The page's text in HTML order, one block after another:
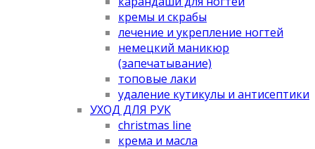
кремы и скрабы
лечение и укрепление ногтей
немецкий маникюр
(запечатывание)
топовые лаки
удаление кутикулы и антисептики
УХОД ДЛЯ РУК
christmas line
крема и масла